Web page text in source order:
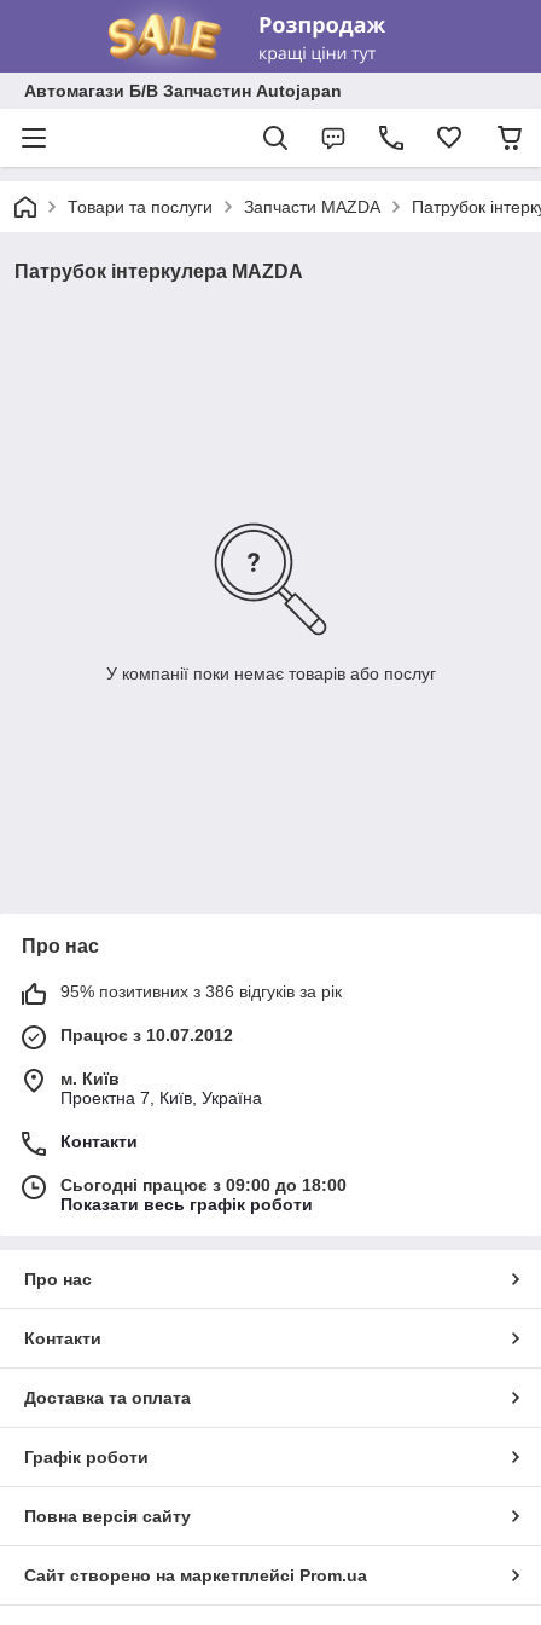
Автомагази Б/В Запчастин Autojapan
Товари та послуги Запчасти MAZDA Патрубок
Патрубок інтеркулера MAZDA
У компанії поки немає товарів або послуг
Про нас
95% позитивних з 386 відгуків за рік
Працює з 10.07.2012
м. Київ
Проектна 7, Київ, Україна
Контакти
Сьогодні працює з 09:00 до 18:00
Показати весь графік роботи
Про нас
Контакти
Доставка та оплата
Графік роботи
Повна версія сайту
Сайт створено на маркетплейсі Prom.ua